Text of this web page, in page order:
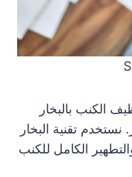
الكنب بالبخار
نستخدم تقنية البخار
الكامل للكنب